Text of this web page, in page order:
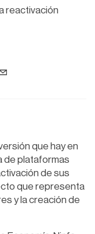
reactivación
que hay en
de plataformas
de sus
que representa
y la creación de